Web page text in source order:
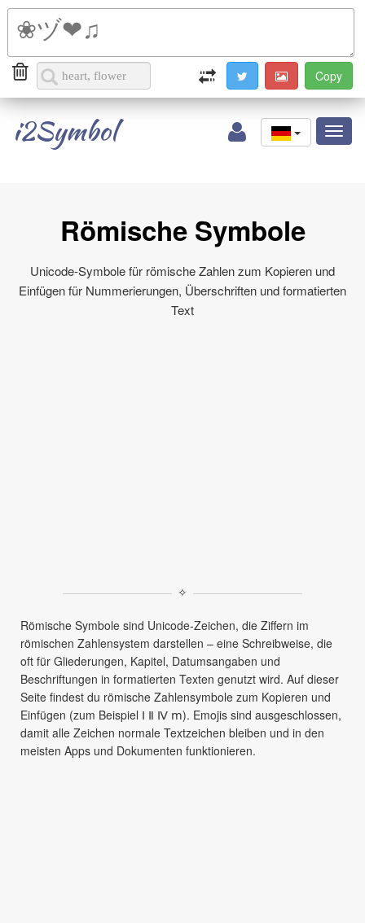
i2Symbol
Römische Symbole
Unicode‑Symbole für römische Zahlen zum Kopieren und
Einfügen für Nummerierungen, Überschriften und formatierten
Text
✧
Römische Symbole sind Unicode‑Zeichen, die Ziffern im
römischen Zahlensystem darstellen – eine Schreibweise, die
oft für Gliederungen, Kapitel, Datumsangaben und
Beschriftungen in formatierten Texten genutzt wird. Auf dieser
Seite findest du römische Zahlensymbole zum Kopieren und
Einfügen (zum Beispiel Ⅰ Ⅱ Ⅳ ⅿ). Emojis sind ausgeschlossen,
damit alle Zeichen normale Textzeichen bleiben und in den
meisten Apps und Dokumenten funktionieren.